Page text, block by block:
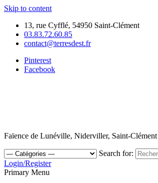
Skip to content
13, rue Cyfflé, 54950 Saint-Clément
03.83.72.60.85
contact@terresdest.fr
Pinterest
Facebook
Faïence de Lunéville, Niderviller, Saint-
Search for:
Login/Register
Primary Menu